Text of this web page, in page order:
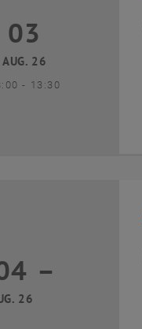
August 2026
03
AUG. 26
- bis
13:30
26
–